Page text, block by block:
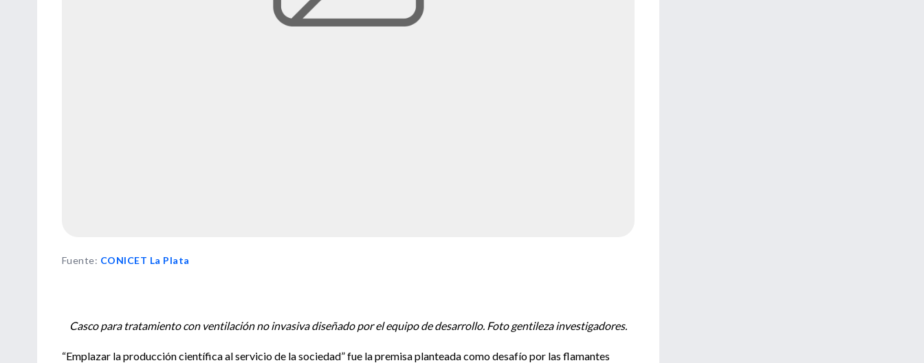
Fuente: CONICET La Plata
Casco para tratamiento con ventilación no invasiva diseñado por el equipo de desarrollo. Foto gentileza investigadores.
“Emplazar la producción científica al servicio de la sociedad” fue la premisa planteada como desafío por las flamantes